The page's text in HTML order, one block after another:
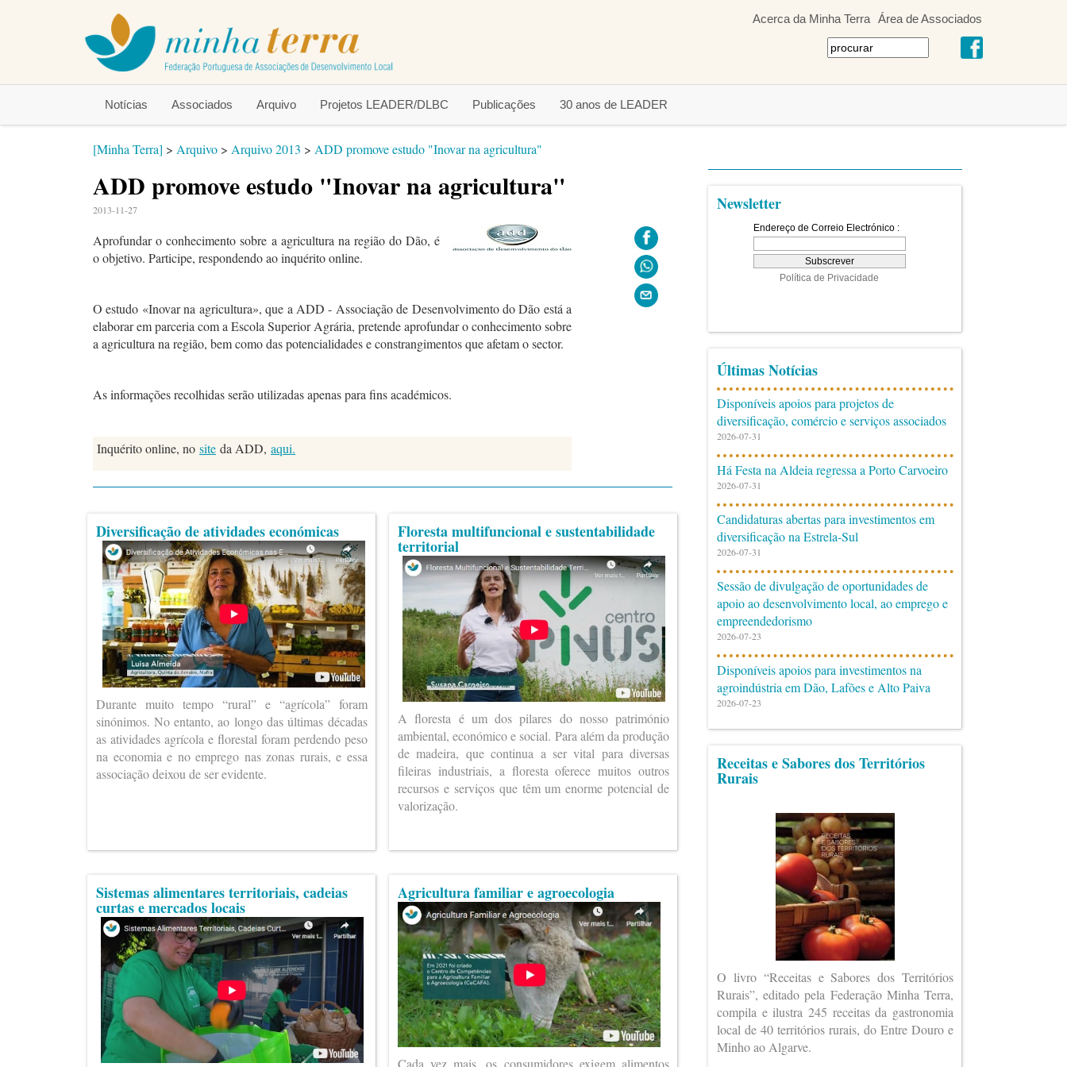
Acerca da Minha Terra Área de Associados
Notícias Associados Arquivo Projetos LEADER/DLBC Publicações 30 anos de LEADER
[Minha Terra] > Arquivo > Arquivo 2013 > ADD promove estudo "Inovar na agricultura"
ADD promove estudo "Inovar na agricultura"
2013-11-27
Aprofundar o conhecimento sobre a agricultura na região do Dão, é
o objetivo. Participe, respondendo ao inquérito online.
O estudo «Inovar na agricultura», que a ADD - Associação de Desenvolvimento do Dão está a
elaborar em parceria com a Escola Superior Agrária, pretende aprofundar o conhecimento sobre
a agricultura na região, bem como das potencialidades e constrangimentos que afetam o sector.
As informações recolhidas serão utilizadas apenas para fins académicos.
Inquérito online, no site da ADD, aqui.
Diversificação de atividades económicas
Durante muito tempo “rural” e “agrícola” foram
sinónimos. No entanto, ao longo das últimas décadas
as atividades agrícola e florestal foram perdendo peso
na economia e no emprego nas zonas rurais, e essa
associação deixou de ser evidente.
Sistemas alimentares territoriais, cadeias
curtas e mercados locais
Floresta multifuncional e sustentabilidade
territorial
A floresta é um dos pilares do nosso património
ambiental, económico e social. Para além da produção
de madeira, que continua a ser vital para diversas
fileiras industriais, a floresta oferece muitos outros
recursos e serviços que têm um enorme potencial de
valorização.
Agricultura familiar e agroecologia
Cada vez mais, os consumidores exigem alimentos
Newsletter
Últimas Notícias
Disponíveis apoios para projetos de
diversificação, comércio e serviços associados
2026-07-31
Há Festa na Aldeia regressa a Porto Carvoeiro
2026-07-31
Candidaturas abertas para investimentos em
diversificação na Estrela-Sul
2026-07-31
Sessão de divulgação de oportunidades de
apoio ao desenvolvimento local, ao emprego e
empreendedorismo
2026-07-23
Disponíveis apoios para investimentos na
agroindústria em Dão, Lafões e Alto Paiva
2026-07-23
Receitas e Sabores dos Territórios
Rurais
O livro “Receitas e Sabores dos Territórios
Rurais”, editado pela Federação Minha Terra,
compila e ilustra 245 receitas da gastronomia
local de 40 territórios rurais, do Entre Douro e
Minho ao Algarve.